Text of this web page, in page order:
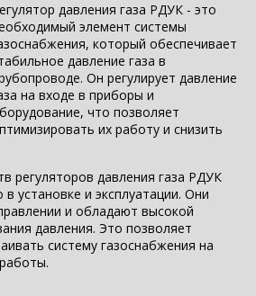
давления газа РДУК - это
элемент системы
который обеспечивает
давление газа в
Он регулирует давление
на входе в приборы и
что позволяет
их работу и снизить
регуляторов давления газа РДУК
установке и эксплуатации. Они
и обладают высокой
давления. Это позволяет
систему газоснабжения на